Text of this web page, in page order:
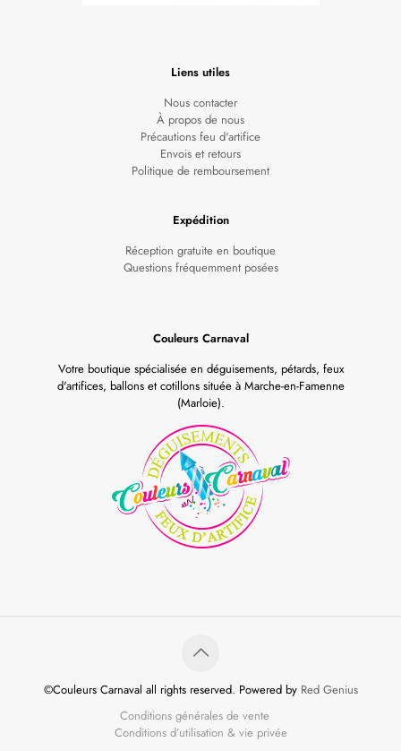
Liens utiles
Nous contacter
À propos de nous
Précautions feu d'artifice
Envois et retours
Politique de remboursement
Expédition
Réception gratuite en boutique
Questions fréquemment posées
Couleurs Carnaval
Votre boutique spécialisée en déguisements, pétards, feux
d'artifices, ballons et cotillons située à Marche-en-Famenne
(Marloie).
©Couleurs Carnaval all rights reserved. Powered by Red Genius
Conditions générales de vente
Conditions d’utilisation & vie privée